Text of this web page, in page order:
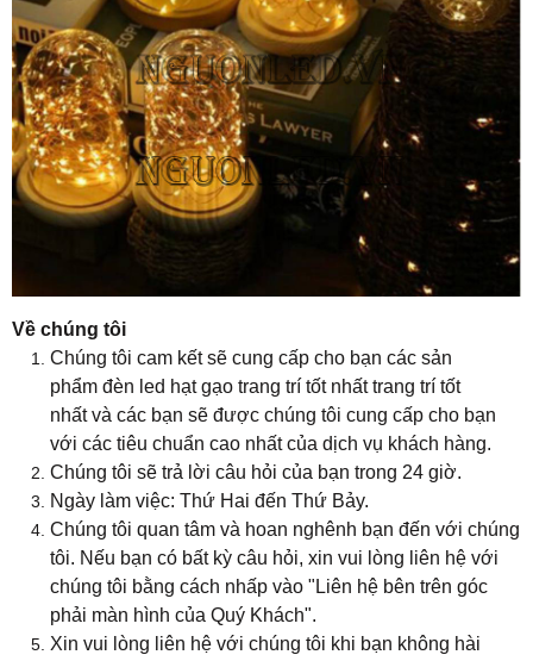
Về chúng tôi
Chúng tôi cam kết sẽ cung cấp cho bạn các sản
phẩm đèn led hạt gạo trang trí tốt nhất trang trí tốt
nhất và các bạn sẽ được chúng tôi cung cấp cho bạn
với các tiêu chuẩn cao nhất của dịch vụ khách hàng.
Chúng tôi sẽ trả lời câu hỏi của bạn trong 24 giờ.
Ngày làm việc: Thứ Hai đến Thứ Bảy.
Chúng tôi quan tâm và hoan nghênh bạn đến với chúng
tôi. Nếu bạn có bất kỳ câu hỏi, xin vui lòng liên hệ với
chúng tôi bằng cách nhấp vào "Liên hệ bên trên góc
phải màn hình của Quý Khách".
Xin vui lòng liên hệ với chúng tôi khi bạn không hài